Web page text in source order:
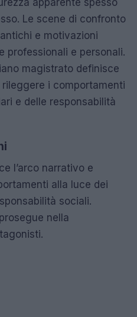
Le scene di confronto
e motivazioni
professionali e personali.
magistrato definisce
i comportamenti
e delle responsabilità
l’arco narrativo e
alla luce dei
sociali.
nella